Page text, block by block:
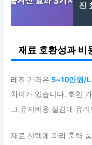
진
재료 호환성과 비
레진 가격은 5~10만원/L
차이가 있습니다. 호환
고 유지비용 절감에 유리
재료 선택에 따라 출력